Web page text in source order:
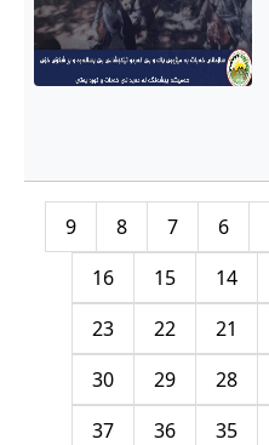
6
7
8
9
14
15
16
21
22
23
28
29
30
35
36
37